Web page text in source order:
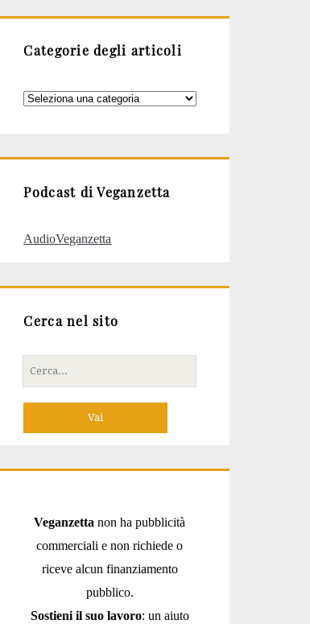
Categorie degli articoli
Categorie
Podcast di Veganzetta
AudioVeganzetta
Cerca nel sito
Cerca
per:
Veganzetta non ha pubblicità
commerciali e non richiede o
riceve alcun finanziamento
pubblico.
Sostieni il suo lavoro: un aiuto